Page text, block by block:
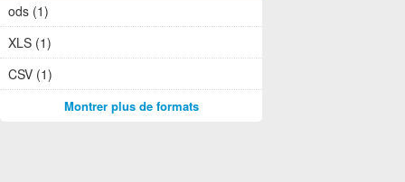
ods (1)
XLS (1)
CSV (1)
Montrer plus de formats